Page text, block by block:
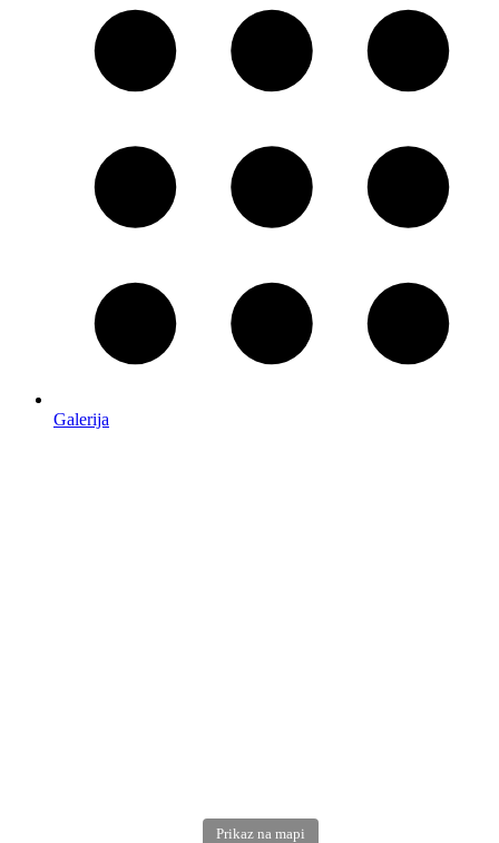
Galerija
Prikaz na mapi